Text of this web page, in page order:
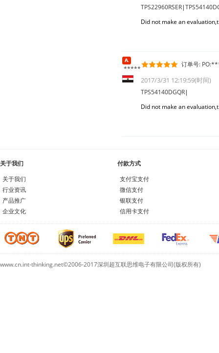
TPS22960RSER|
Did not make an
*****
订单号:
2017/3/31 12:19:59(时间)
TPS54140DGQR|
Did not make an
关于我们
关于我们
行业资讯
产品推广
企业文化
付款方式
支付宝支付
微信支付
银联支付
信用卡支付
www.cn.int-thinking.net©2006-2017深圳超互联思维电子有限公司(版权所有)